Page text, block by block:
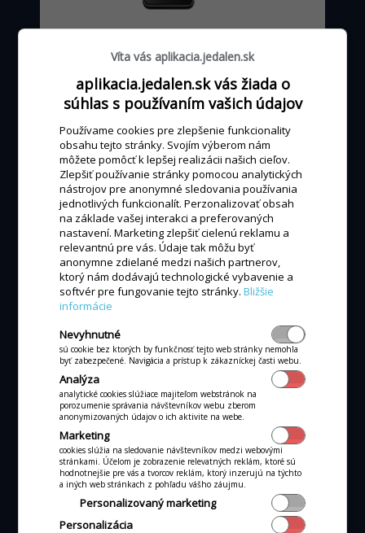
od 0 - 24 € mesačne
podľa výšky obratu kartou
MÁM ZÁUJEM
ALL-IN-ONE POKLADŇA
All-in-one P3MIX
od 36 € mesačne
pri obrate kartou nad tisíc €
Víta vás aplikacia.jedalen.sk
aplikacia.jedalen.sk vás žiada o
súhlas s používaním vašich údajov
Používame cookies pre zlepšenie funkcionality
obsahu tejto stránky. Svojím výberom nám
môžete pomôcť k lepšej realizácii našich cieľov.
Zlepšiť používanie stránky pomocou analytických
nástrojov pre anonymné sledovania používania
jednotlivých funkcionalít. Perzonalizovať obsah
na základe vašej interakci a preferovaných
nastavení. Marketing zlepšiť cielenú reklamu a
relevantnú pre vás. Údaje tak môžu byť
anonymne zdielané medzi našich partnerov,
ktorý nám dodávajú technologické vybavenie a
softvér pre fungovanie tejto stránky.Bližšie
informácie
Nevyhnutné
sú cookie bez ktorých by funkčnosť tejto web stránky nemohla
byť zabezpečené. Navigácia a prístup k zákazníckej časti webu.
Analýza
analytické cookies slúžiace majiteľom webstránok na
porozumenie správania návštevníkov webu zberom
anonymizovaných údajov o ich aktivite na webe.
Marketing
cookies slúžia na sledovanie návštevníkov medzi webovými
stránkami. Účelom je zobrazenie relevatných reklám, ktoré sú
hodnotnejšie pre vás a tvorcov reklám, ktorý inzerujú na týchto
a iných web stránkach z pohľadu vášho záujmu.
Personalizovaný marketing
Personalizácia